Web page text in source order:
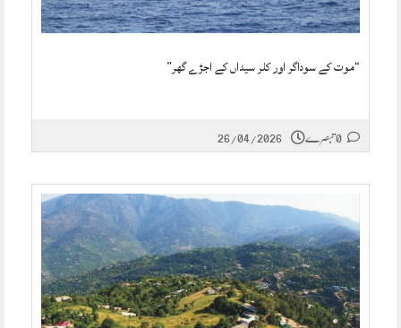
“موت کے سوداگر اور کلر سیداں کے اجڑے گھر”
26/04/2026